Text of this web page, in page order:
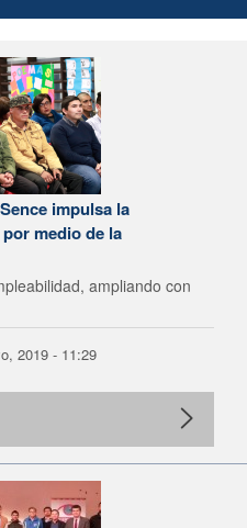
impulsa la
medio de la
ampliando con
2019 - 11:29